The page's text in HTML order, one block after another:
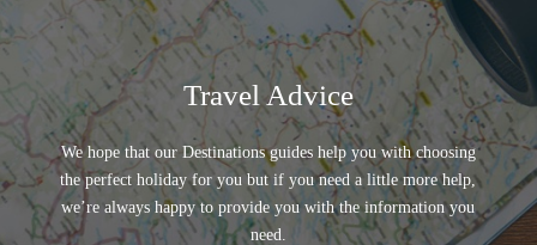
Travel Advice
We hope that our Destinations guides help you with choosing
the perfect holiday for you but if you need a little more help,
we’re always happy to provide you with the information you
need.